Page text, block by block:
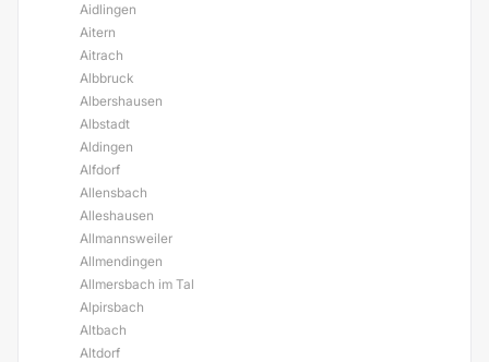
Aidlingen
Aitern
Aitrach
Albbruck
Albershausen
Albstadt
Aldingen
Alfdorf
Allensbach
Alleshausen
Allmannsweiler
Allmendingen
Allmersbach im Tal
Alpirsbach
Altbach
Altdorf